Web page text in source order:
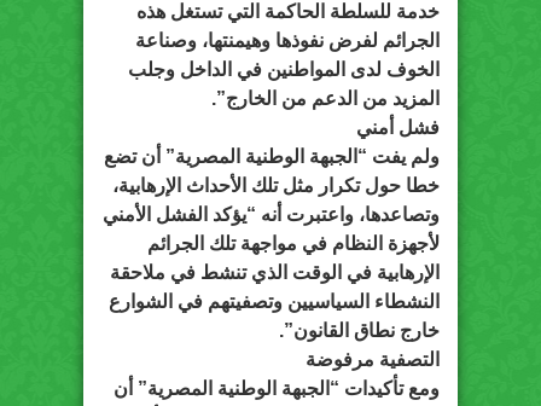
خدمة للسلطة الحاكمة التي تستغل هذه
الجرائم لفرض نفوذها وهيمنتها، وصناعة
الخوف لدى المواطنين في الداخل وجلب
المزيد من الدعم من الخارج”.
فشل أمني
ولم يفت “الجبهة الوطنية المصرية” أن تضع
خطا حول تكرار مثل تلك الأحداث الإرهابية،
وتصاعدها، واعتبرت أنه “يؤكد الفشل الأمني
لأجهزة النظام في مواجهة تلك الجرائم
الإرهابية في الوقت الذي تنشط في ملاحقة
النشطاء السياسيين وتصفيتهم في الشوارع
خارج نطاق القانون”.
التصفية مرفوضة
ومع تأكيدات “الجبهة الوطنية المصرية” أن